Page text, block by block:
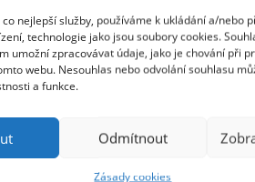
nejlepší služby, používáme k ukládání a/nebo
technologie jako jsou soubory cookies.
umožní zpracovávat údaje, jako je chování při
webu. Nesouhlas nebo odvolání souhlasu
a funkce.
Odmítnout
Zásady cookies
ani pro celý přístřešek,
k zemi a tím se celý